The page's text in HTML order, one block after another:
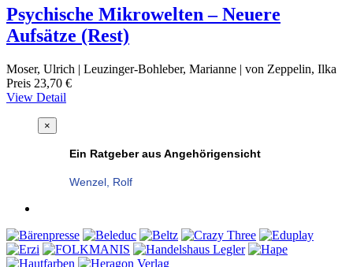
Psychische Mikrowelten – Neuere
Aufsätze (Rest)
Moser, Ulrich | Leuzinger-Bohleber, Marianne | von Zeppelin, Ilka
Preis 23,70 €
View Detail
×
Ein Ratgeber aus Angehörigensicht
Wenzel, Rolf